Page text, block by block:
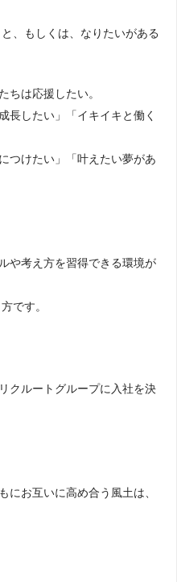
、もしくは、なりたいがある
ちは応援したい。
長したい」「イキイキと働く
つけたい」「叶えたい夢があ
や考え方を習得できる環境が
です。
クルートグループに入社を決
にお互いに高め合う風土は、